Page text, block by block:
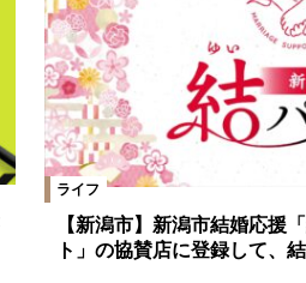
ライフ
【新潟市】新潟市結婚応援
ト」の協賛店に登録して、